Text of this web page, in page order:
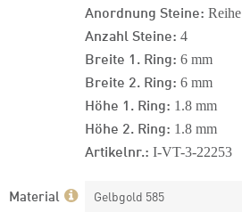
Anordnung Steine: Reihe
Anzahl Steine: 4
Breite 1. Ring: 6 mm
Breite 2. Ring: 6 mm
Höhe 1. Ring: 1.8 mm
Höhe 2. Ring: 1.8 mm
Artikelnr.: I-VT-3-22253
Material Gelbgold 585